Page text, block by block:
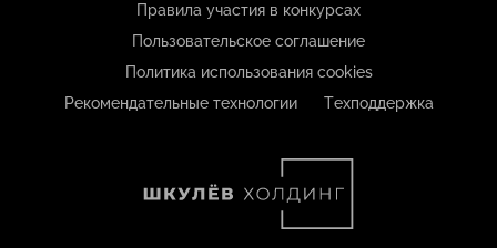
Правила участия в конкурсах
Пользовательское соглашение
Политика использования cookies
Рекомендательные технологии
Техподдержка